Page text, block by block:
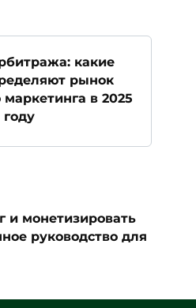
какие
рынок
маркетинга в 2025
году
и монетизировать
руководство для